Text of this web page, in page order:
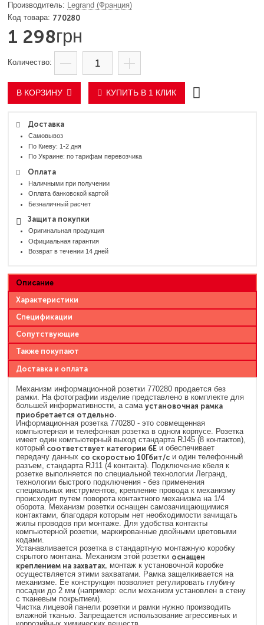
Доставка
Самовывоз
По Киеву: 1-2 дня
По Украине: по тарифам перевозчика
Оплата
Наличными при получении
Оплата банковской картой
Безналичный расчет
Защита покупки
Оригинальная продукция
Официальная гарантия
Возврат в течении 14 дней
Legrand (Франция)
770280
1 298грн
В КОРЗИНУ КУПИТЬ В 1 КЛИК
Описание
Характеристики
Спецификации
Сопутствующие
Также покупают
Доставка и оплата
Механизм информационной розетки 770280 продается без
рамки. На фотографии изделие представлено в комплекте для
большей информативности, а сама установочная рамка
приобретается отдельно.
Информационная розетка 770280 - это совмещенная
компьютерная и телефонная розетка в одном корпусе. Розетка
имеет один компьютерный выход стандарта RJ45 (8 контактов),
который соответствует категории 6Е и обеспечивает
передачу данных со скоростью 10Гбит/с и один телефонный
разъем, стандарта RJ11 (4 контакта). Подключение кбеля к
розетке выполняется по специальной технологии Легранд,
технологии быстрого подключения - без применения
специальных инструментов, крепление провода к механизму
происходит путем поворота контактного механизма на 1/4
оборота. Механизм розетки оснащен самозачищающимися
контактами, благодаря которым нет необходимости зачищать
жилы проводов при монтаже. Для удобства контакты
компьютерной розетки, маркированные двойными цветовыми
кодами.
Устанавливается розетка в стандартную монтажную коробку
скрытого монтажа. Механизм этой розетки оснащен
креплением на захватах, монтаж к установочной коробке
осуществляется этими захватами. Рамка защелкивается на
механизме. Ее конструкция позволяет регулировать глубину
посадки до 2 мм (например: если механизм установлен в стену
с тканевым покрытием).
Чистка лицевой панели розетки и рамки нужно производить
влажной тканью. Запрещается использование агрессивных и